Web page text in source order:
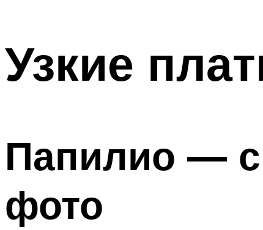
Узкие
Папилио —
фото